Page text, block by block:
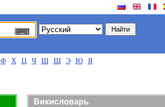
Ф Х Ц Ч Ш Щ Э Ю Я
Викисловарь